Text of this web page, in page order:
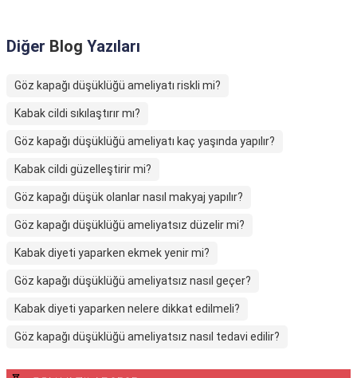
Diğer Blog Yazıları
Göz kapağı düşüklüğü ameliyatı riskli mi?
Kabak cildi sıkılaştırır mı?
Göz kapağı düşüklüğü ameliyatı kaç yaşında yapılır?
Kabak cildi güzelleştirir mi?
Göz kapağı düşük olanlar nasıl makyaj yapılır?
Göz kapağı düşüklüğü ameliyatsız düzelir mi?
Kabak diyeti yaparken ekmek yenir mi?
Göz kapağı düşüklüğü ameliyatsız nasıl geçer?
Kabak diyeti yaparken nelere dikkat edilmeli?
Göz kapağı düşüklüğü ameliyatsız nasıl tedavi edilir?